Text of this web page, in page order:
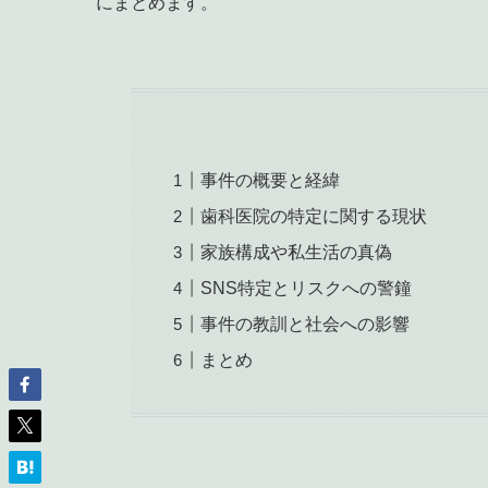
事件の概要と経緯
歯科医院の特定に関する現状
家族構成や私生活の真偽
SNS特定とリスクへの警鐘
事件の教訓と社会への影響
まとめ